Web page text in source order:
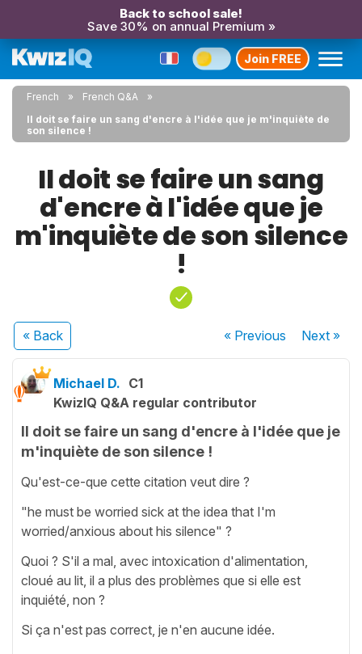
Back to school sale!
Save 30% on annual Premium »
Join FREE
French
French Q&A
Il doit se faire un sang d'encre à l'idée que je m'inquiète de
son silence !
Il doit se faire un sang
d'encre à l'idée que je
m'inquiète de son silence
!
« Back « Previous Next»
Michael D. C1
KwizIQ Q&A regular contributor
Il doit se faire un sang d'encre à l'idée que je
m'inquiète de son silence !
Qu'est-ce-que cette citation veut dire ?
"he must be worried sick at the idea that I'm
worried/anxious about his silence" ?
Quoi ? S'il a mal, avec intoxication d'alimentation,
cloué au lit, il a plus des problèmes que si elle est
inquiété, non ?
Si ça n'est pas correct, je n'en aucune idée.